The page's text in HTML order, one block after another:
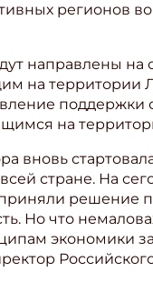
регионов
направлены
на территории
на
вновь
стране. На
решение
Но что
экономики